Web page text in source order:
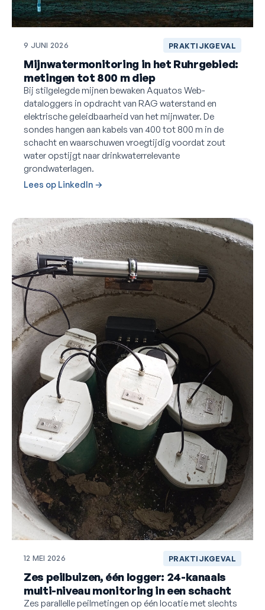
9 JUNI 2026 PRAKTIJKGEVAL
Mijnwatermonitoring in het Ruhrgebied:
metingen tot 800 m diep
Bij stilgelegde mijnen bewaken Aquatos Web-
dataloggers in opdracht van RAG waterstand en
elektrische geleidbaarheid van het mijnwater. De
sondes hangen aan kabels van 400 tot 800 m in de
schacht en waarschuwen vroegtijdig voordat zout
water opstijgt naar drinkwaterrelevante
grondwaterlagen.
Lees op LinkedIn →
12 MEI 2026 PRAKTIJKGEVAL
Zes peilbuizen, één logger: 24-kanaals
multi-niveau monitoring in een schacht
Zes parallelle peilmetingen op één locatie met slechts